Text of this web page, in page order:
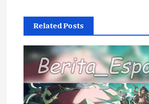
g
Related Posts